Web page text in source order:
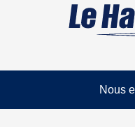
Nous